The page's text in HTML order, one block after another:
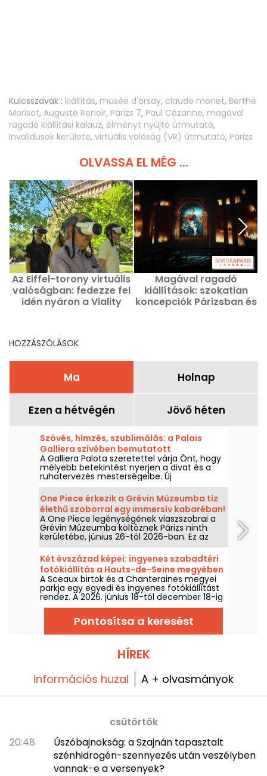
Kulcsszavak : kiállítás, musée d'orsay, claude monet, Berthe
Morisot, Auguste Renoir, Párizs 7, Paul Cézanne, magával
ragadó kiállítási kalauz, élményt nyújtó útmutató,
Invalidusok kerülete, virtuális valóság (VR) útmutató, Párizs
OLVASSA EL MÉG ...
Az Eiffel-torony virtuális
valóságban: fedezze fel
idén nyáron a Viality
Magával ragadó
kiállítások: szokatlan
koncepciók Párizsban és
HOZZÁSZÓLÁSOK
Ma Holnap
Ezen a hétvégén Jövő héten
Szövés, hímzés, szublimálás: a Palais
Galliera szívében bemutatott
divatismeret
A Galliera Palota szeretettel várja Önt, hogy
mélyebb betekintést nyerjen a divat és a
ruhatervezés mesterségeibe. Új
kiállításukban az díszítőművészet különböző
technikáival ismerkedhet meg, a kézi
hímzéstől a szövés művészetéig, 2025.
december 13. és 2026. október 18. között.
One Piece érkezik a Grévin Múzeumba tíz
élethű szoborral egy immersív kabaréban!
A One Piece legénységének viaszszobrai a
Grévin Múzeumba költöznek Párizs ninth
kerületébe, június 26-tól 2026-ban. Ez az
első olyan lépés, amely egy japán animációs
universumból érkezik a Grand Boulevards
templomává emlegetett helyre. Elmentünk,
hogy megismerjük a legénység napfényes,
immersív kabaréját, és mindent elárulunk
önöknek.
Két évszázad képei: ingyenes szabadtéri
fotókiállítás a Hauts-de-Seine megyében
A Sceaux birtok és a Chanteraines megyei
parkja egy egyedi és ingyenes fotókiállítást
rendez. A 2026. június 18-tól december 18-ig
tekintse meg a „Két évszázad képei” című
Pontosítsa a keresést
HÍREK
Információs huzal A + olvasmányok
csütörtök
20:48
Úszóbajnokság: a Szajnán tapasztalt
szénhidrogén-szennyezés után veszélyben
vannak-e a versenyek?